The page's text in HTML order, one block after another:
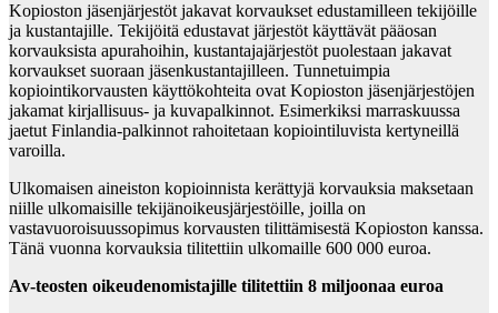
Kopioston jäsenjärjestöt jakavat korvaukset edustamilleen tekijöille
ja kustantajille. Tekijöitä edustavat järjestöt käyttävät pääosan
korvauksista apurahoihin, kustantajajärjestöt puolestaan jakavat
korvaukset suoraan jäsenkustantajilleen. Tunnetuimpia
kopiointikorvausten käyttökohteita ovat Kopioston jäsenjärjestöjen
jakamat kirjallisuus- ja kuvapalkinnot. Esimerkiksi marraskuussa
jaetut Finlandia-palkinnot rahoitetaan kopiointiluvista kertyneillä
varoilla.
Ulkomaisen aineiston kopioinnista kerättyjä korvauksia maksetaan
niille ulkomaisille tekijänoikeusjärjestöille, joilla on
vastavuoroisuussopimus korvausten tilittämisestä Kopioston kanssa.
Tänä vuonna korvauksia tilitettiin ulkomaille 600 000 euroa.
Av-teosten oikeudenomistajille tilitettiin 8 miljoonaa euroa